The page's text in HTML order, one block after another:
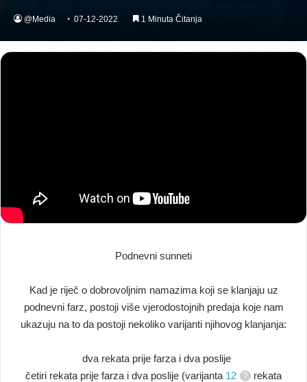
@Media 07-12-2022 1 Minuta Čitanja
Podnevni sunneti
Kad je riječ o dobrovoljnim namazima koji se klanjaju uz
podnevni farz, postoji više vjerodostojnih predaja koje nam
ukazuju na to da postoji nekoliko varijanti njihovog klanjanja:
dva rekata prije farza i dva poslije
četiri rekata prije farza i dva poslije (varijanta 12
rekata